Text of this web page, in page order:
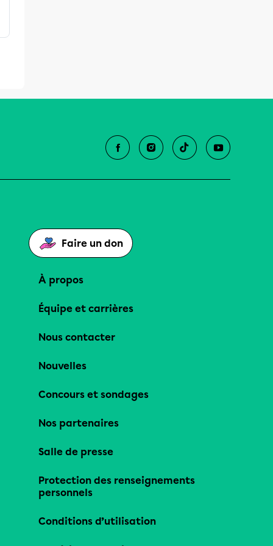
Faire un don
À propos
Équipe et carrières
Nous contacter
Nouvelles
Concours et sondages
Nos partenaires
Salle de presse
Protection des renseignements
personnels
Conditions d’utilisation